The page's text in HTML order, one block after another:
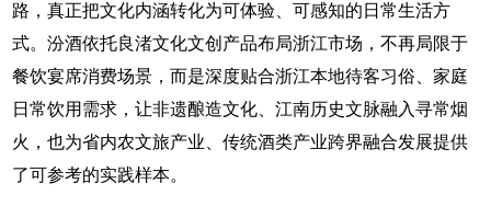
路，真正把文化内涵转化为可体验、可感知的日常生活方
式。汾酒依托良渚文化文创产品布局浙江市场，不再局限于
餐饮宴席消费场景，而是深度贴合浙江本地待客习俗、家庭
日常饮用需求，让非遗酿造文化、江南历史文脉融入寻常烟
火，也为省内农文旅产业、传统酒类产业跨界融合发展提供
了可参考的实践样本。